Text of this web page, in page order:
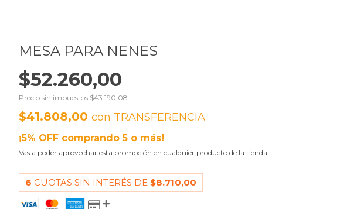
MESA PARA NENES
$52.260,00
Precio sin impuestos $43.190,08
$41.808,00con TRANSFERENCIA
¡5% OFF comprando 5 o más!
Vas a poder aprovechar esta promoción en cualquier producto de la tienda.
6 CUOTAS SIN INTERÉS DE $8.710,00